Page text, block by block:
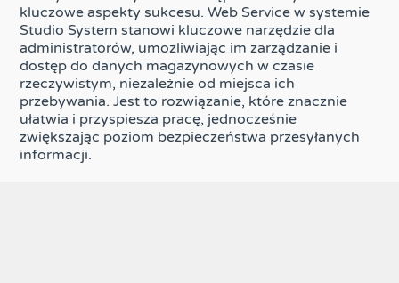
kluczowe aspekty sukcesu. Web Service w systemie
Studio System stanowi kluczowe narzędzie dla
administratorów, umożliwiając im zarządzanie i
dostęp do danych magazynowych w czasie
rzeczywistym, niezależnie od miejsca ich
przebywania. Jest to rozwiązanie, które znacznie
ułatwia i przyspiesza pracę, jednocześnie
zwiększając poziom bezpieczeństwa przesyłanych
informacji.